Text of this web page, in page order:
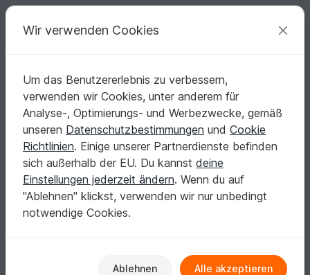
Deine kreativen Ideen
Deutsch | € (EUR) einloggen Kostenlos registrieren
Startseite Stricken Tücher Dreieckstücher
Strickanleitung Dreieckstuch "Muscheln"
Strickanleitung Dreieckstuch "Muscheln"
Wir verwenden Cookies
Um das Benutzererlebnis zu verbessern,
verwenden wir Cookies, unter anderem für
Analyse-, Optimierungs- und Werbezwecke, gemäß
unseren Datenschutzbestimmungen und Cookie
Richtlinien. Einige unserer Partnerdienste befinden
sich außerhalb der EU. Du kannst deine
Einstellungen jederzeit ändern. Wenn du auf
"Ablehnen" klickst, verwenden wir nur unbedingt
notwendige Cookies.
Ablehnen Alle akzeptieren